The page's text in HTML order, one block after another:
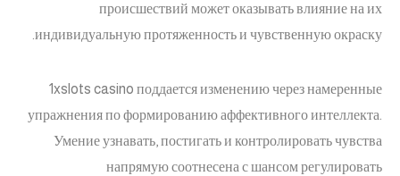
происшествий может оказывать влияние на их
индивидуальную протяженность и чувственную окраску.
1xslots casino поддается изменению через намеренные
упражнения по формированию аффективного интеллекта.
Умение узнавать, постигать и контролировать чувства
напрямую соотнесена с шансом регулировать